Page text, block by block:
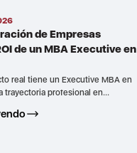
de Empresas
de un MBA Executive en
real tiene un Executive MBA en
trayectoria profesional en...